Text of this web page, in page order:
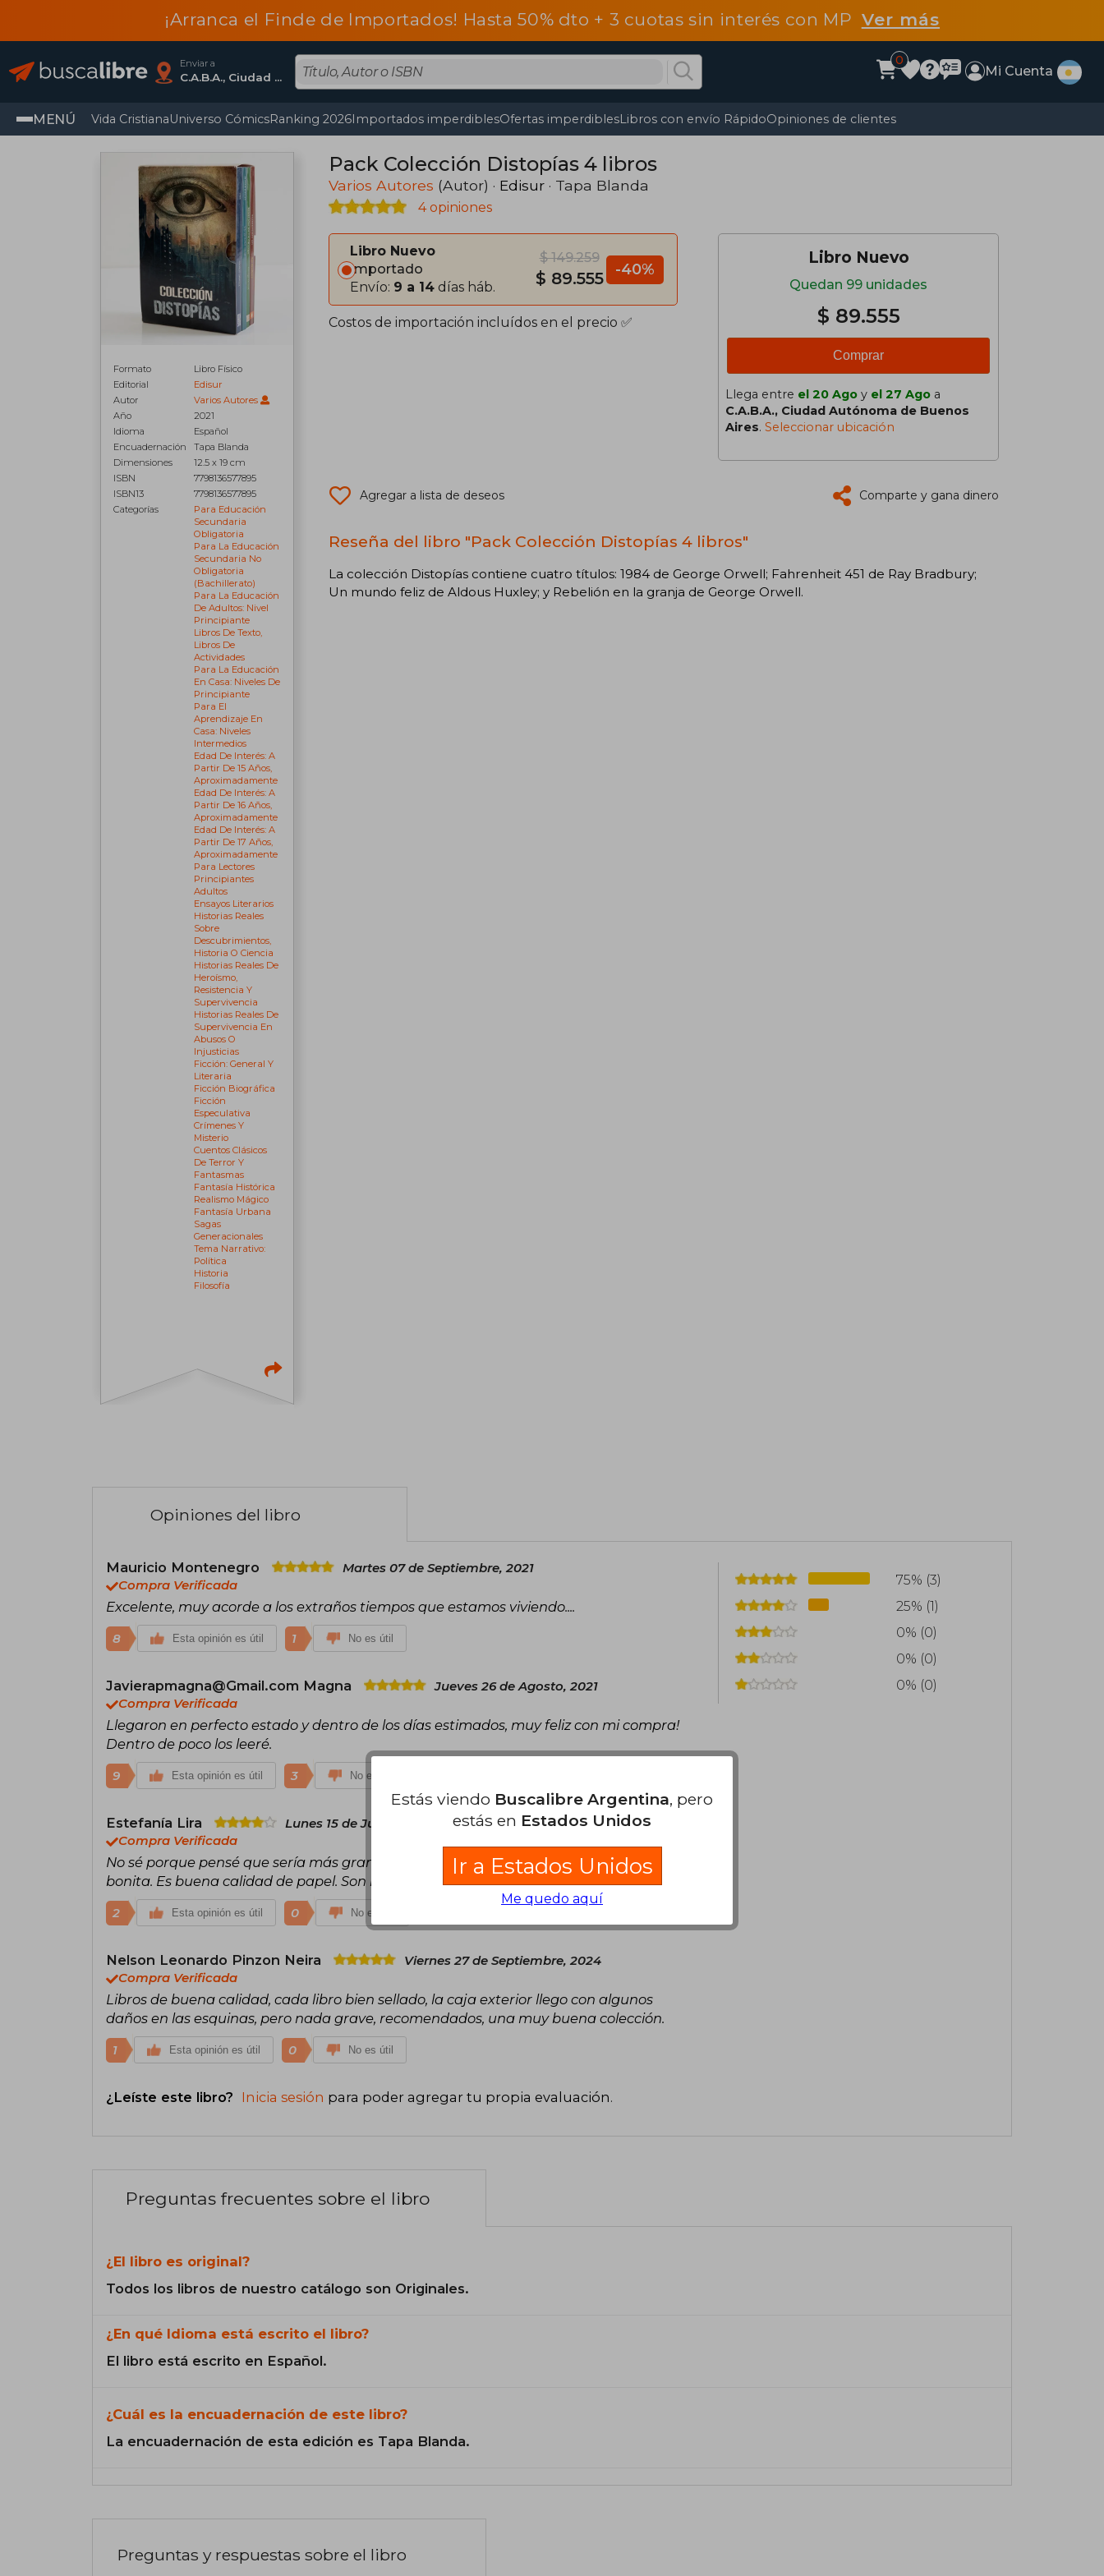
¡Arranca el Finde de Importados! Hasta 50% dto + 3 cuotas sin interés con MP Ver más
Enviar a
C.A.B.A., Ciudad Autónoma De Buenos Aires
0
Mi Cuenta
MENÚ Vida CristianaUniverso CómicsRanking 2026Importados imperdiblesOfertas imperdiblesLibros con envío RápidoOpiniones de clientes
Formato
Libro Físico
Editorial
Edisur
Autor
Varios Autores
Año
2021
Idioma
Español
Encuadernación
Tapa Blanda
Dimensiones
12.5 x 19 cm
ISBN
7798136577895
ISBN13
7798136577895
Categorías
Para Educación
Secundaria
Obligatoria
Para La Educación
Secundaria No
Obligatoria
(bachillerato)
Para La Educación
De Adultos: Nivel
Principiante
Libros De Texto,
Libros De
Actividades
Para La Educación
En Casa: Niveles De
Principiante
Para El
Aprendizaje En
Casa: Niveles
Intermedios
Edad De Interés: A
Partir De 15 Años,
Aproximadamente
Edad De Interés: A
Partir De 16 Años,
Aproximadamente
Edad De Interés: A
Partir De 17 Años,
Aproximadamente
Para Lectores
Principiantes
Adultos
Ensayos Literarios
Historias Reales
Sobre
Descubrimientos,
Historia O Ciencia
Historias Reales De
Heroísmo,
Resistencia Y
Supervivencia
Historias Reales De
Supervivencia En
Abusos O
Injusticias
Ficción: General Y
Literaria
Ficción Biográfica
Ficción
Especulativa
Crímenes Y
Misterio
Cuentos Clásicos
De Terror Y
Fantasmas
Fantasía Histórica
Realismo Mágico
Fantasía Urbana
Sagas
Generacionales
Tema Narrativo:
Política
Historia
Filosofía
Pack Colección Distopías 4 libros
Varios Autores (Autor) · Edisur · Tapa Blanda
4 opiniones
Libro Nuevo
Importado
Envío: 9 a 14 días háb.
$ 149.259
$ 89.555 -40%
Costos de importación incluídos en el precio ✅
Libro Nuevo
Quedan 99 unidades
$ 89.555
Comprar
Llega entre el 20 Ago y el 27 Ago a
C.A.B.A., Ciudad Autónoma de Buenos
Aires. Seleccionar ubicación
Agregar a lista de deseos Comparte y gana dinero
Reseña del libro "Pack Colección Distopías 4 libros"
La colección Distopías contiene cuatro títulos: 1984 de George Orwell; Fahrenheit 451 de Ray Bradbury;
Un mundo feliz de Aldous Huxley; y Rebelión en la granja de George Orwell.
Opiniones del libro
Mauricio Montenegro
Martes 07 de Septiembre, 2021
Compra Verificada
Excelente, muy acorde a los extraños tiempos que estamos viviendo....
8 Esta opinión es útil 1 No es útil
Javierapmagna@Gmail.com Magna
Jueves 26 de Agosto, 2021
Compra Verificada
Llegaron en perfecto estado y dentro de los días estimados, muy feliz con mi compra!
Dentro de poco los leeré.
9 Esta opinión es útil 3 No es útil
Estefanía Lira
Lunes 15 de Julio, 2024
Compra Verificada
No sé porque pensé que sería más grande y pesado, pero todo bien. La edición es muy
bonita. Es buena calidad de papel. Son los siguientes en mi lista por leer.
2 Esta opinión es útil 0 No es útil
Nelson Leonardo Pinzon Neira
Viernes 27 de Septiembre, 2024
Compra Verificada
Libros de buena calidad, cada libro bien sellado, la caja exterior llego con algunos
daños en las esquinas, pero nada grave, recomendados, una muy buena colección.
1 Esta opinión es útil 0 No es útil
¿Leíste este libro? Inicia sesión para poder agregar tu propia evaluación.
75% (3)
25% (1)
0% (0)
0% (0)
0% (0)
Preguntas frecuentes sobre el libro
¿El libro es original?
Todos los libros de nuestro catálogo son Originales.
¿En qué Idioma está escrito el libro?
El libro está escrito en Español.
¿Cuál es la encuadernación de este libro?
La encuadernación de esta edición es Tapa Blanda.
Preguntas y respuestas sobre el libro
Estás viendo Buscalibre Argentina, pero
estás en Estados Unidos
Ir a Estados Unidos
Me quedo aquí